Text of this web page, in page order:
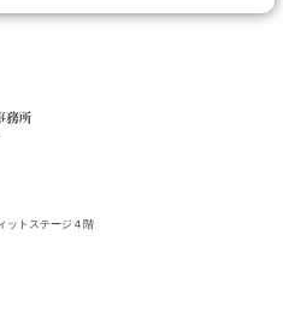
ットステージ４階